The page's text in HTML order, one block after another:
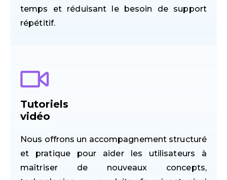
temps et réduisant le besoin de support
répétitif.
Tutoriels
vidéo
Nous offrons un accompagnement structuré
et pratique pour aider les utilisateurs à
maîtriser de nouveaux concepts,